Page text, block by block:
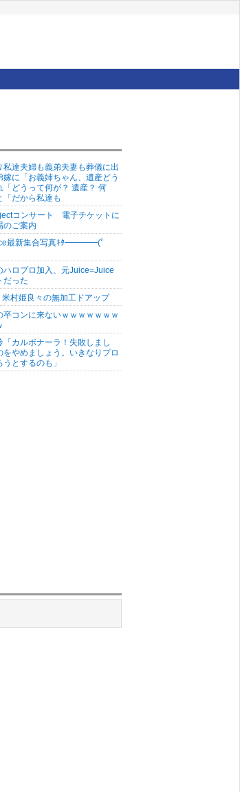
私達夫婦も義弟夫妻も葬儀に出
に「お義姉ちゃん、遺産どう
「どうって何が？ 遺産？ 何
だから私達も
コンサート 電子チケットに
のご案内
最新集合写真ｷﾀ━━━━(ﾟ
ハロプロ加入、元Juice=Juice
だった
米村姫良々の無加工ドアップ
卒コンに来ないｗｗｗｗｗｗｗ
「カルボナーラ！失敗しまし
やめましょう。いきなりプロ
とするのも」